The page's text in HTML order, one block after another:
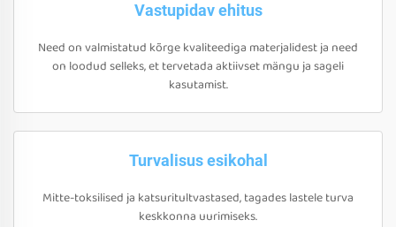
Vastupidav ehitus
Need on valmistatud kõrge kvaliteediga materjalidest ja need
on loodud selleks, et tervetada aktiivset mängu ja sageli
kasutamist.
Turvalisus esikohal
Mitte-toksilised ja katsuritultvastased, tagades lastele turva
keskkonna uurimiseks.